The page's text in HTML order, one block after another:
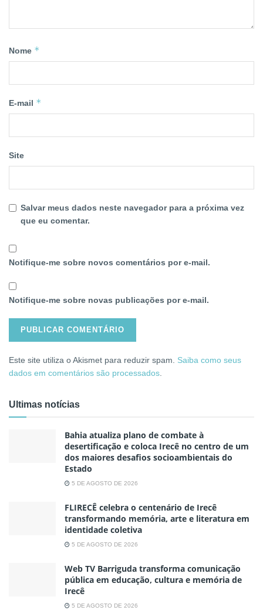
Nome *
E-mail *
Site
Salvar meus dados neste navegador para a próxima vez
que eu comentar.
Notifique-me sobre novos comentários por e-mail.
Notifique-me sobre novas publicações por e-mail.
Este site utiliza o Akismet para reduzir spam. Saiba como seus
dados em comentários são processados
Ultimas notícias
Bahia atualiza plano de combate à
desertificação e coloca Irecê no centro de um
dos maiores desafios socioambientais do
Estado
5 DE AGOSTO DE 2026
FLIRECÊ celebra o centenário de Irecê
transformando memória, arte e literatura em
identidade coletiva
5 DE AGOSTO DE 2026
Web TV Barriguda transforma comunicação
pública em educação, cultura e memória de
Irecê
5 DE AGOSTO DE 2026